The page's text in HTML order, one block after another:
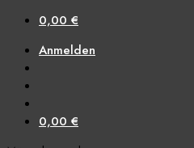
0,00 €
Anmelden
0,00 €